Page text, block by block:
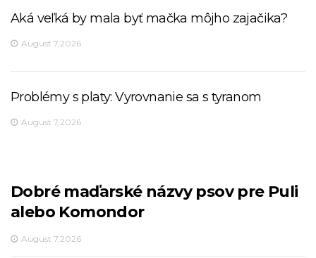
Aká veľká by mala byť mačka môjho zajačika?
August 7,2026
Problémy s platy: Vyrovnanie sa s tyranom
August 7,2026
Dobré maďarské názvy psov pre Puli
alebo Komondor
August 7,2026